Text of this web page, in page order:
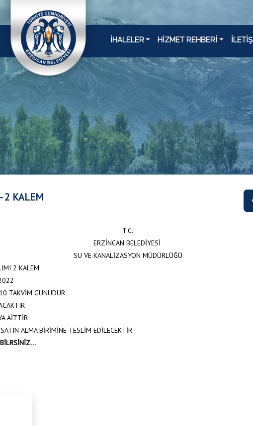
İHALELER HİZMET REHBERİ
2 KALEM
T.C.
ERZİNCAN BELEDİYESİ
SU VE KANALİZASYON MÜDÜRLÜĞÜ
2 KALEM
TAKVİM GÜNÜDÜR
AİTTİR
ALMA BİRİMİNE TESLİM EDİLECEKTİR